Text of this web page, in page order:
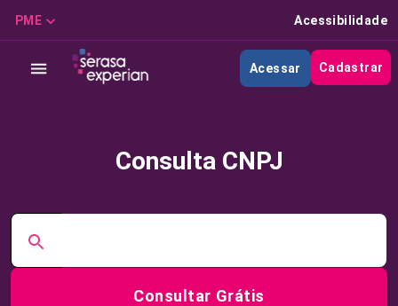
PME Acessibilidade
Acessar Cadastrar
Consulta CNPJ
Consultar Grátis